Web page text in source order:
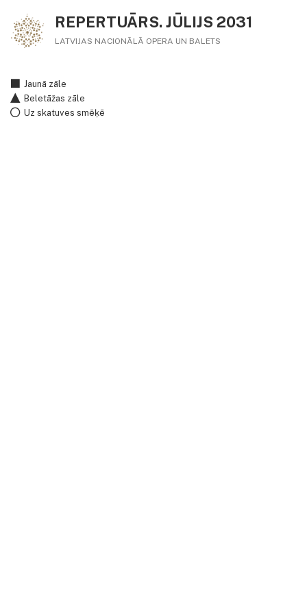
REPERTUĀRS. JŪLIJS 2031
LATVIJAS NACIONĀLĀ OPERA UN BALETS
Jaunā zāle
Beletāžas zāle
Uz skatuves smēķē